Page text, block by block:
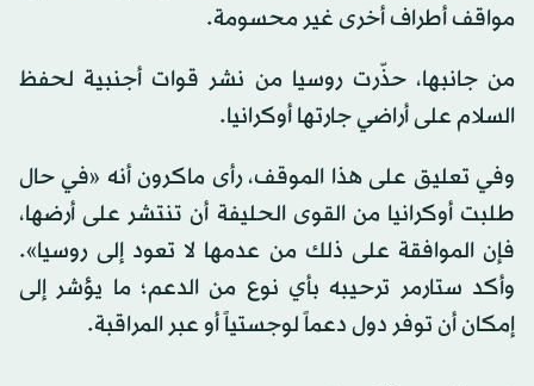
مواقف أطراف أخرى غير محسومة.
من جانبها، حذّرت روسيا من نشر قوات أجنبية لحفظ
السلام على أراضي جارتها أوكرانيا.
وفي تعليق على هذا الموقف، رأى ماكرون أنه «في حال
طلبت أوكرانيا من القوى الحليفة أن تنتشر على أرضها،
فإن الموافقة على ذلك من عدمها لا تعود إلى روسيا».
وأكد ستارمر ترحيبه بأي نوع من الدعم؛ ما يؤشر إلى
إمكان أن توفر دول دعماً لوجستياً أو عبر المراقبة.